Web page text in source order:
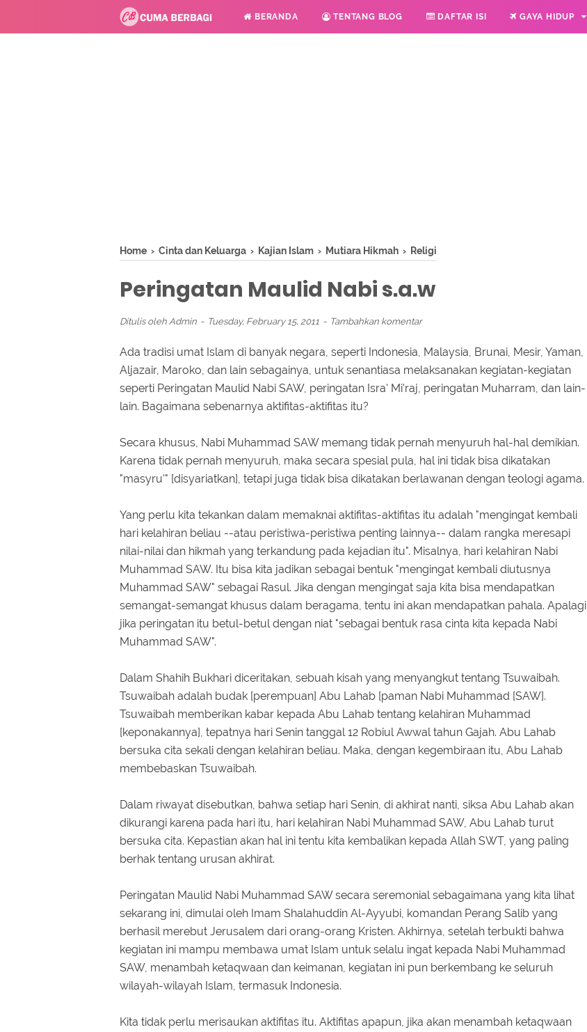
BERANDA TENTANG BLOG DAFTAR ISI GAYA HIDUP
Home › Cinta dan Keluarga › Kajian Islam › Mutiara Hikmah › Religi
Peringatan Maulid Nabi s.a.w
Ditulis oleh Admin Tuesday, February 15, 2011 Tambahkan komentar
Ada tradisi umat Islam di banyak negara, seperti Indonesia, Malaysia, Brunai, Mesir, Yaman,
Aljazair, Maroko, dan lain sebagainya, untuk senantiasa melaksanakan kegiatan-kegiatan
seperti Peringatan Maulid Nabi SAW, peringatan Isra' Mi'raj, peringatan Muharram, dan lain-
lain. Bagaimana sebenarnya aktifitas-aktifitas itu?
Secara khusus, Nabi Muhammad SAW memang tidak pernah menyuruh hal-hal demikian.
Karena tidak pernah menyuruh, maka secara spesial pula, hal ini tidak bisa dikatakan
"masyru'" [disyariatkan], tetapi juga tidak bisa dikatakan berlawanan dengan teologi agama.
Yang perlu kita tekankan dalam memaknai aktifitas-aktifitas itu adalah "mengingat kembali
hari kelahiran beliau --atau peristiwa-peristiwa penting lainnya-- dalam rangka meresapi
nilai-nilai dan hikmah yang terkandung pada kejadian itu". Misalnya, hari kelahiran Nabi
Muhammad SAW. Itu bisa kita jadikan sebagai bentuk "mengingat kembali diutusnya
Muhammad SAW" sebagai Rasul. Jika dengan mengingat saja kita bisa mendapatkan
semangat-semangat khusus dalam beragama, tentu ini akan mendapatkan pahala. Apalagi
jika peringatan itu betul-betul dengan niat "sebagai bentuk rasa cinta kita kepada Nabi
Muhammad SAW".
Dalam Shahih Bukhari diceritakan, sebuah kisah yang menyangkut tentang Tsuwaibah.
Tsuwaibah adalah budak [perempuan] Abu Lahab [paman Nabi Muhammad [SAW].
Tsuwaibah memberikan kabar kepada Abu Lahab tentang kelahiran Muhammad
[keponakannya], tepatnya hari Senin tanggal 12 Robiul Awwal tahun Gajah. Abu Lahab
bersuka cita sekali dengan kelahiran beliau. Maka, dengan kegembiraan itu, Abu Lahab
membebaskan Tsuwaibah.
Dalam riwayat disebutkan, bahwa setiap hari Senin, di akhirat nanti, siksa Abu Lahab akan
dikurangi karena pada hari itu, hari kelahiran Nabi Muhammad SAW, Abu Lahab turut
bersuka cita. Kepastian akan hal ini tentu kita kembalikan kepada Allah SWT, yang paling
berhak tentang urusan akhirat.
Peringatan Maulid Nabi Muhammad SAW secara seremonial sebagaimana yang kita lihat
sekarang ini, dimulai oleh Imam Shalahuddin Al-Ayyubi, komandan Perang Salib yang
berhasil merebut Jerusalem dari orang-orang Kristen. Akhirnya, setelah terbukti bahwa
kegiatan ini mampu membawa umat Islam untuk selalu ingat kepada Nabi Muhammad
SAW, menambah ketaqwaan dan keimanan, kegiatan ini pun berkembang ke seluruh
wilayah-wilayah Islam, termasuk Indonesia.
Kita tidak perlu merisaukan aktifitas itu. Aktifitas apapun, jika akan menambah ketaqwaan